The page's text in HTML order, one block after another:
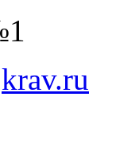
krav.ru